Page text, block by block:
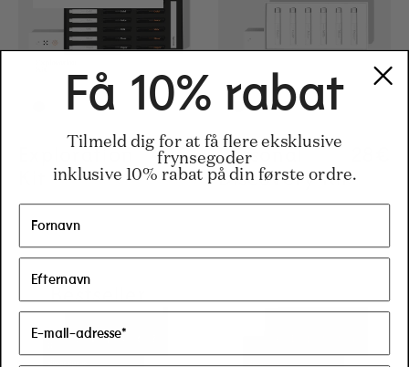
Exploration
Regular price
48€
Regular price
48€
Personal
Discovery Kit
Få 10% rabat
Tilmeld dig for at få flere eksklusive
frynsegoder
inklusive 10% rabat på din første ordre.